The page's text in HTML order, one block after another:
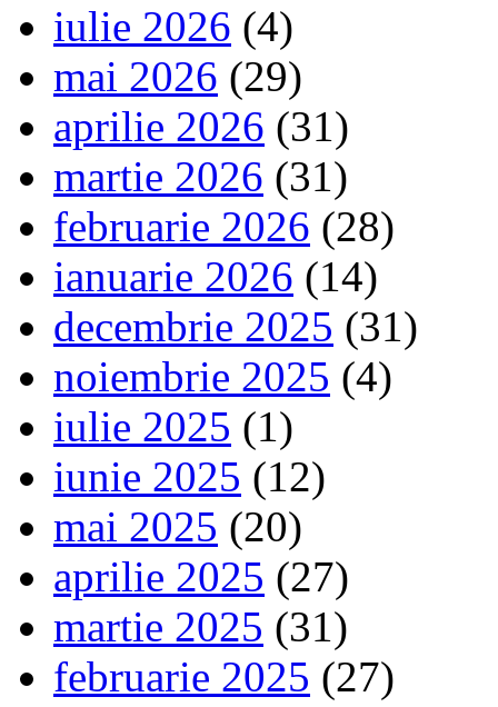
iulie 2026 (4)
mai 2026 (29)
aprilie 2026 (31)
martie 2026 (31)
februarie 2026 (28)
ianuarie 2026 (14)
decembrie 2025 (31)
noiembrie 2025 (4)
iulie 2025 (1)
iunie 2025 (12)
mai 2025 (20)
aprilie 2025 (27)
martie 2025 (31)
februarie 2025 (27)